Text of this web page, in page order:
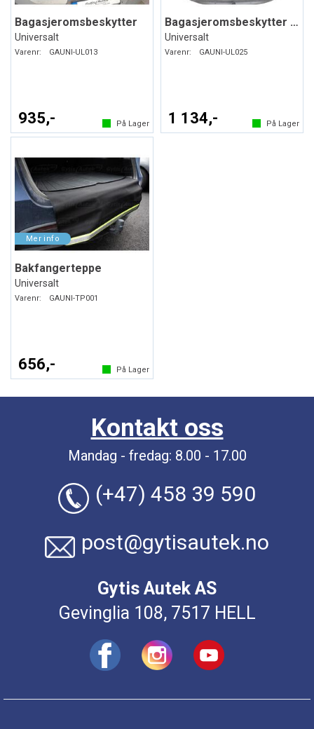
Bagasjeromsbeskytter
Universalt
Varenr: GAUNI-UL013
935,- På Lager
Bagasjeromsbeskytter med bakfangerteppe
Universalt
Varenr: GAUNI-UL025
1 134,- På Lager
Bakfangerteppe
Universalt
Varenr: GAUNI-TP001
656,- På Lager
Kontakt oss
Mandag - fredag: 8.00 - 17.00
(+47) 458 39 590
post@gytisautek.no
Gytis Autek AS
Gevinglia 108, 7517 HELL